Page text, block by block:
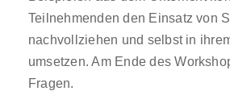
Teilnehmenden den Einsatz von
nachvollziehen und selbst in
umsetzen. Am Ende des
Fragen.